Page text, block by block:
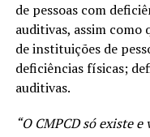
de pessoas com
auditivas, assim
de instituições de
deficiências físicas;
auditivas.
“O CMPCD só existe